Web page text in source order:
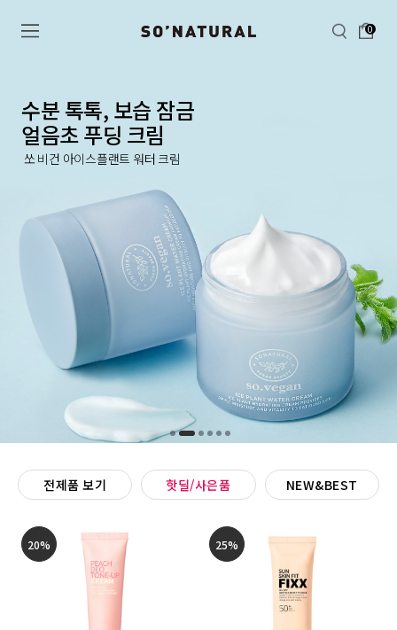
0
수분 톡톡, 보습 잠금
얼음초 푸딩 크림
쏘 비건 아이스플랜트 워터 크림
전제품 보기 핫딜/사은품 NEW&BEST
20% 25%